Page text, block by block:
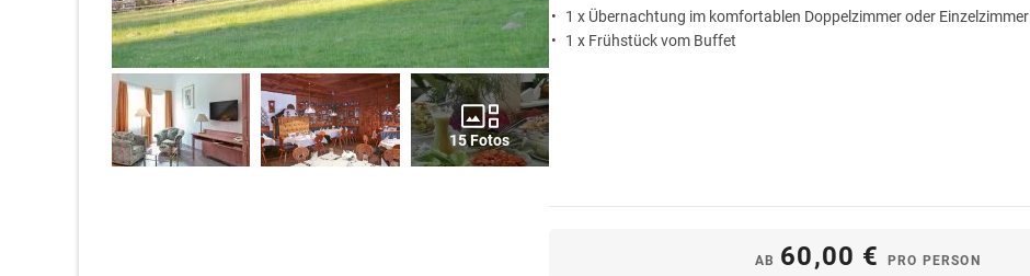
15 Fotos
1 x Übernachtung im komfortablen Doppelzimmer oder Einzelzimmer
1 x Frühstück vom Buffet
AB 60,00 € PRO PERSON